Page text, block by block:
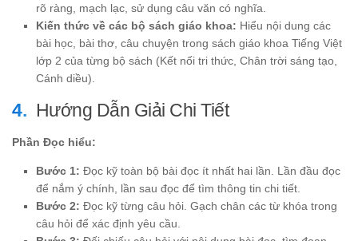
rõ ràng, mạch lạc, sử dụng câu văn có nghĩa.
Kiến thức về các bộ sách giáo khoa: Hiểu nội dung các
bài học, bài thơ, câu chuyện trong sách giáo khoa Tiếng Việt
lớp 2 của từng bộ sách (Kết nối tri thức, Chân trời sáng tạo,
Cánh diều).
Hướng Dẫn Giải Chi Tiết
Phần Đọc hiểu:
Bước 1: Đọc kỹ toàn bộ bài đọc ít nhất hai lần. Lần đầu đọc
để nắm ý chính, lần sau đọc để tìm thông tin chi tiết.
Bước 2: Đọc kỹ từng câu hỏi. Gạch chân các từ khóa trong
câu hỏi để xác định yêu cầu.